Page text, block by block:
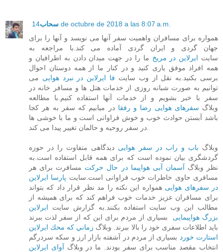
سحاب 14 de octubre de 2018 a las 8:07 a.m.
همواره برای مسافران واهمیت سفر آنها می نویسد و آنها را برای
جهان گردی و ایران گردی آماده می کند.با مراجعه به
سایت ایرلاین در مریخ ما را در جهت میدان دادن به اطرافیان و
همه افراد موفق یاری کنید و در کنار ما از همه دوستان احوال
برسی بکنید.به نقل از وب سایت فا ایرلاین در نبرد هوایی می
توانیم به صورت شبانه روزی از خدمات هتل ها و مسافر خانه در
سفر با خبر بشویم و از خدمات آنها استفاده کنیم.با مطالعه
وبلاگ سفرهای هوایی رضا و رفقا در میابیم که سفر به هر کجا
باشد آبستن حوادث خوب و خوش فراوانی است و ما با خوشی ها
وبلاگ باب و راب در سفر هوایی دیدگاهی متفاوت را در حوزه
گردشگری بیان نموده است که برای همه قابل استفاده است.به
نظر وبلاگ آسمان آبی هواپیما در حال حرکت مسافرت برای هر
مسافری حاوی خاطرات خوب فراوانی است.سایت پارسا ایرلاین
در سفرهای هوایی همواره این نکته را مد نظر قرار داد که بتواند
برای مسافران عزیز خدمات خوب فراهم کند که برای همیشه از
مطالب این وب سایت استفاده بکنند.به گزارش سایت ایرلاین
بزرگ هواپیمایی
بسیاری از مردم برای این که از سفر لذت ببرند
باید اطلاعات سفری خود را بالا ببرند. وبلاگ زماني كه محك ايرلاين
استارت خورد بسیاری از مردم در آشفته بازار ارز و سکه سردرگم
انتخاب مقصد مناسب برای سفر بودند. ما در وبلاگ آوای ایرلاین